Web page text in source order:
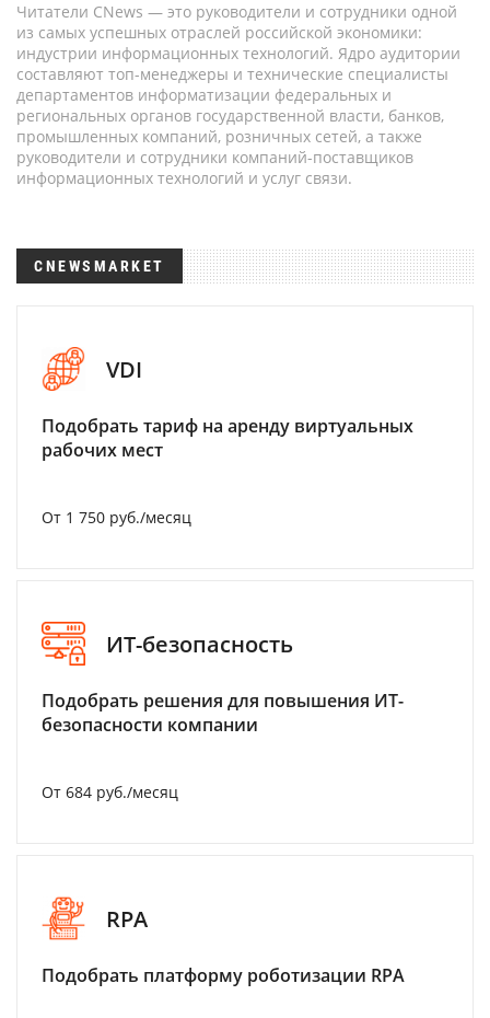
Читатели CNews — это руководители и сотрудники одной
из самых успешных отраслей российской экономики:
индустрии информационных технологий. Ядро аудитории
составляют топ-менеджеры и технические специалисты
департаментов информатизации федеральных и
региональных органов государственной власти, банков,
промышленных компаний, розничных сетей, а также
руководители и сотрудники компаний-поставщиков
информационных технологий и услуг связи.
CNEWSMARKET
VDI
Подобрать тариф на аренду виртуальных
рабочих мест
От 1 750 руб./месяц
ИТ-безопасность
Подобрать решения для повышения ИТ-
безопасности компании
От 684 руб./месяц
RPA
Подобрать платформу роботизации RPA